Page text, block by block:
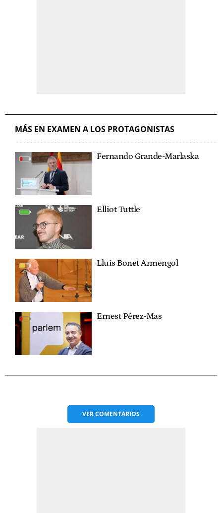
MÁS EN EXAMEN A LOS PROTAGONISTAS
Fernando Grande-Marlaska
Elliot Tuttle
Lluís Bonet Armengol
Ernest Pérez-Mas
VERCOMENTARIOS